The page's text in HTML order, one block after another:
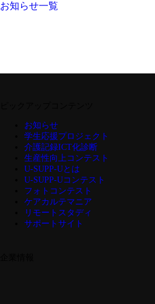
お知らせ一覧
お知らせ
学生応援プロジェクト
介護記録ICT化診断
生産性向上コンテスト
U-SUPP-Uとは
U-SUPP-Uコンテスト
フォトコンテスト
ケアカルテマニア
リモートスタディ
サポートサイト